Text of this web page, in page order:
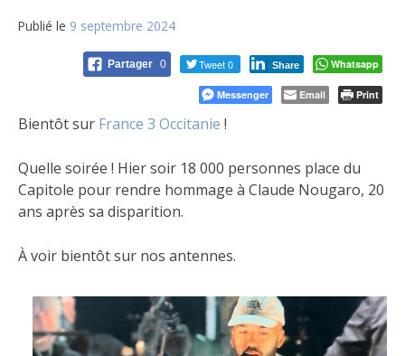
Publié le 9 septembre 2024
Partager 0 Tweet 0 Share Whatsapp
Messenger Email Print
Bientôt sur France 3 Occitanie !
Quelle soirée ! Hier soir 18 000 personnes place du
Capitole pour rendre hommage à Claude Nougaro, 20
ans après sa disparition.
À voir bientôt sur nos antennes.